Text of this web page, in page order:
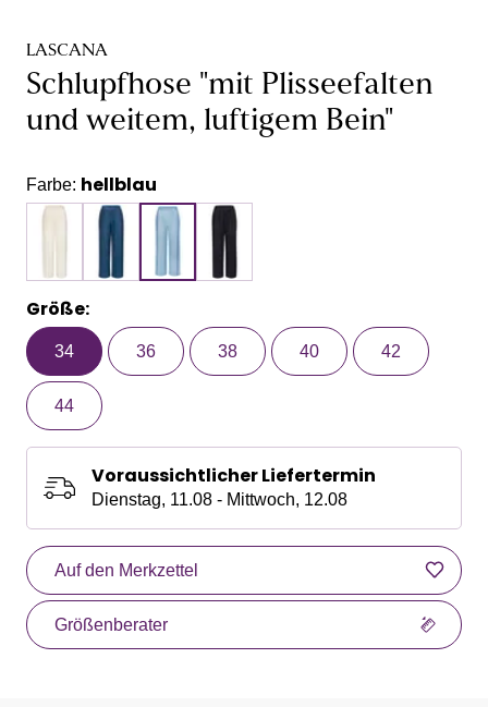
LASCANA
Schlupfhose "mit Plisseefalten
und weitem, luftigem Bein"
Farbe: hellblau
Größe:
34 36 38 40 42
44
Voraussichtlicher Liefertermin
Dienstag, 11.08 - Mittwoch, 12.08
Auf den Merkzettel
Größenberater